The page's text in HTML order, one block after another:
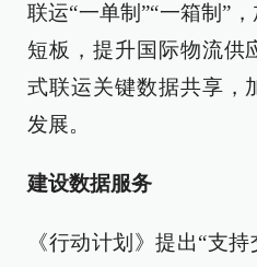
联运“一单制”“一箱制”
短板，提升国际物流供
式联运关键数据共享，
发展。
建设数据服务
《行动计划》提出“支